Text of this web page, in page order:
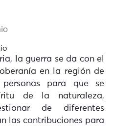
la guerra se da con el
en la región de
para que se
de la naturaleza,
de diferentes
las contribuciones para